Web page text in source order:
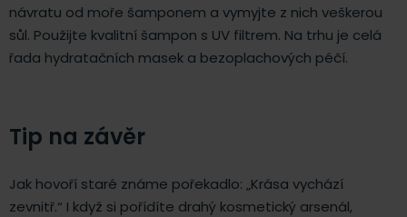
návratu od moře šamponem a vymyjte z nich veškerou
sůl. Použijte kvalitní šampon s UV filtrem. Na trhu je celá
řada hydratačních masek a bezoplachových péčí.
Tip na závěr
Jak hovoří staré známe pořekadlo: „Krása vychází
zevnitř.“ I když si pořídíte drahý kosmetický arsenál,